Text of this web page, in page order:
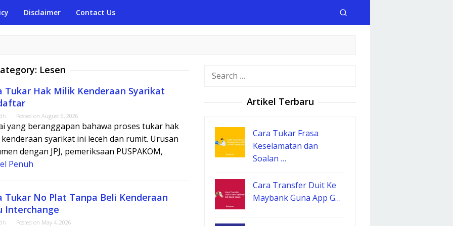
Disclaimer Contact Us
Lesen
Tukar Hak Milik Kenderaan Syarikat
Posted on August 6, 2026
yang beranggapan bahawa proses tukar hak
syarikat ini leceh dan rumit. Urusan
dengan JPJ, pemeriksaan PUSPAKOM,
Penuh
Tukar No Plat Tanpa Beli Kenderaan
Interchange
Posted on May 4, 2026
Search
Artikel Terbaru
Cara Tukar Frasa
Keselamatan dan
Soalan …
Cara Transfer Duit Ke
Maybank Guna App G…